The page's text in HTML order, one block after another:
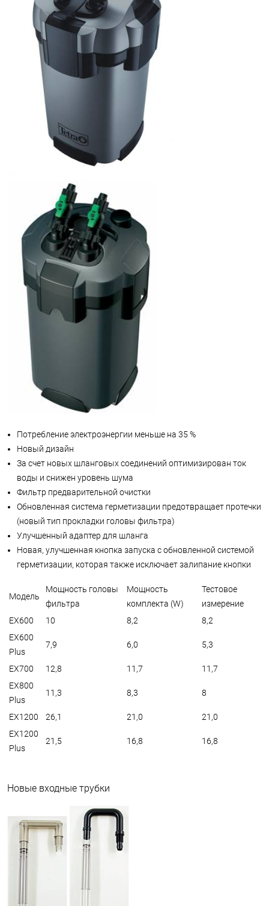
Потребление электроэнергии меньше на 35 %
Новый дизайн
За счет новых шланговых соединений оптимизирован ток
воды и снижен уровень шума
Фильтр предварительной очистки
Обновленная система герметизации предотвращает протечки
(новый тип прокладки головы фильтра)
Улучшенный адаптер для шланга
Новая, улучшенная кнопка запуска с обновленной системой
герметизации, которая также исключает залипание кнопки
Модель
Мощность головы
фильтра
Мощность
комплекта (W)
Тестовое
измерение
EX600
10 8,2
8,2
EX600
Plus
7,9 6,0 5,3
EX700 12,8 11,7
11,7
EX800
Plus
11,3 8,3 8
EX1200 26,1 21,0
21,0
EX1200
Plus
21,5 16,8 16,8
Новые входные трубки